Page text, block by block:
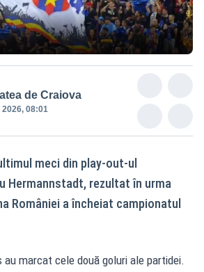
de Craiova
08:01
meci din play-out-ul
Hermannstadt, rezultat în urma
României a încheiat campionatul
au marcat cele două goluri ale partidei.